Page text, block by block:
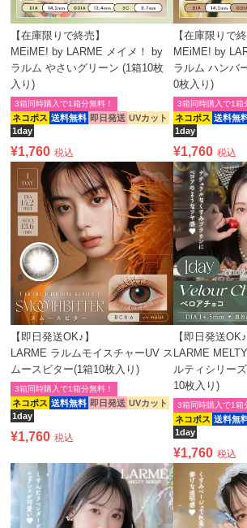
【在庫限りで終売】
MEiME! by LARME メイメ！ by
ラルム やさいグリーン (1箱10枚
入り)
ネコポス 送料無料 即日発送 UVカット
1day
3箱同時購入で1箱分無料！
¥1,760 税込
【在庫限りで終
MEiME! by
ラルム ハンバ
0枚入り)
ネコポス 送料無
1day
3箱同時購入で1箱
¥1,760 税込
【即日発送OK♪】
LARME ラルムモイスチャーUV ス
ムースビター(1箱10枚入り)
ネコポス 送料無料 即日発送 UVカット
1day
3箱同時購入で1箱分無料！
¥1,760 税込
【即日発送OK♪
LARME
ルティシリー
10枚入り)
ネコポス 送料無
1day
3箱同時購入で1箱
¥1,760 税込